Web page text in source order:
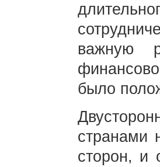
важную
было
странами
сторон, и